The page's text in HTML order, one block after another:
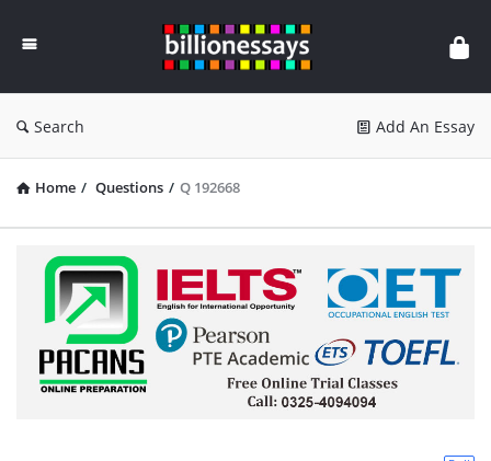
Essays
Search Add An Essay
Home / Questions / Q 192668